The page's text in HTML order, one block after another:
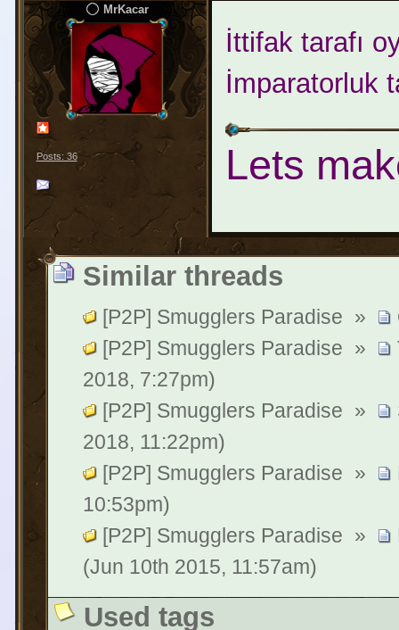
MrKacar
Posts: 36
İttifak tarafı
İmparatorluk
Lets
Similar threads
[P2P] Smugglers Paradise »
[P2P] Smugglers Paradise »
2018, 7:27pm)
[P2P] Smugglers Paradise »
2018, 11:22pm)
[P2P] Smugglers Paradise »
10:53pm)
[P2P] Smugglers Paradise »
(Jun 10th 2015, 11:57am)
Used tags